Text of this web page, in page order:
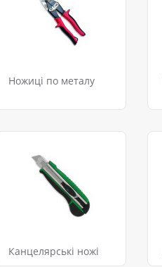
Ножиці по металу
Канцелярські ножі